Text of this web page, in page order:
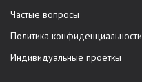
Частые вопросы
Политика конфиденциальности
Индивидуальные проеткы